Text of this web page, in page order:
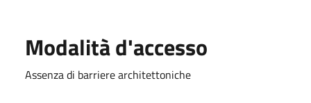
Modalità d'accesso
Assenza di barriere architettoniche